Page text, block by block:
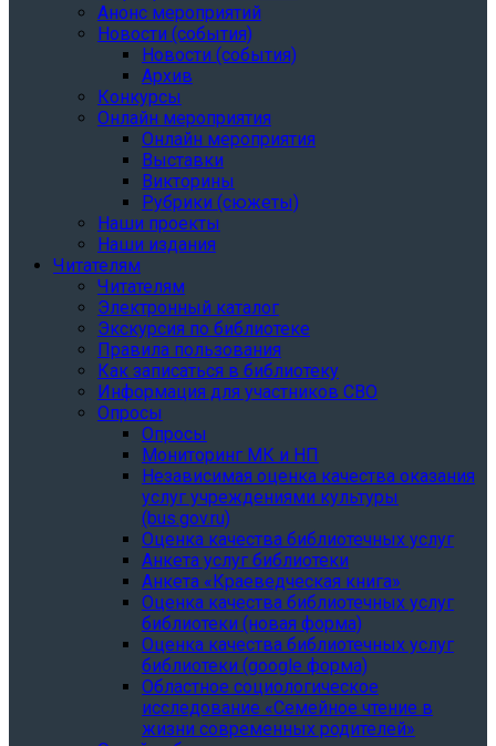
Анонс мероприятий
Новости (события)
Новости (события)
Архив
Конкурсы
Онлайн мероприятия
Онлайн мероприятия
Выставки
Викторины
Рубрики (сюжеты)
Наши проекты
Наши издания
Читателям
Читателям
Электронный каталог
Экскурсия по библиотеке
Правила пользования
Как записаться в библиотеку
Информация для участников СВО
Опросы
Опросы
Мониторинг МК и НП
Независимая оценка качества оказания
услуг учреждениями культуры
(bus.gov.ru)
Оценка качества библиотечных услуг
Анкета услуг библиотеки
Анкета «Краеведческая книга»
Oценка качества библиотечных услуг
библиотеки (новая форма)
Oценка качества библиотечных услуг
библиотеки (google форма)
Областное социологическое
исследование «Семейное чтение в
жизни современных родителей»